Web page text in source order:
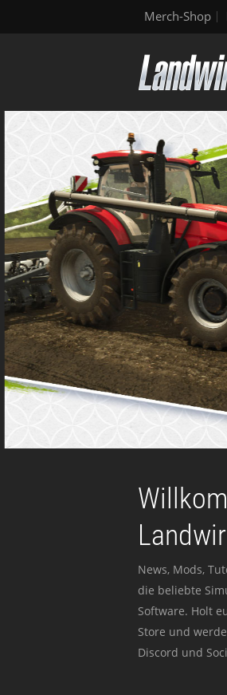
Merch-Shop
News, Mods,
die beliebte
Software. Holt
Store und
Discord und